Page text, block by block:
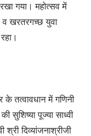
गया। महोत्सव में
खरतरगच्छ युवा
तत्वावधान में गणिनी
सुशिष्या पूज्या साध्वी
श्री दिव्यांजनाश्रीजी